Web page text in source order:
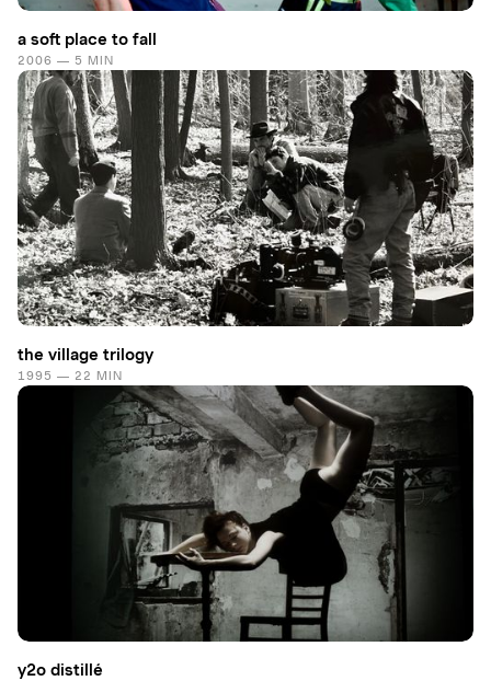
a soft place to fall
2006 — 5 MIN
the village trilogy
1995 — 22 MIN
y2o distillé